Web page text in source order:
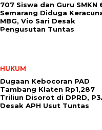
707 Siswa dan Guru SMKN
Semarang Diduga
MBG, Vio Sari Desak
Pengusutan Tuntas
HUKUM
Dugaan Kebocoran PAD
Tambang Klaten Rp1,287
Triliun Disorot di DPRD,
Desak APH Usut Tuntas